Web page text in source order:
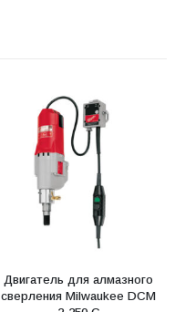
Двигатель для алмазного
сверления Milwaukee DCM